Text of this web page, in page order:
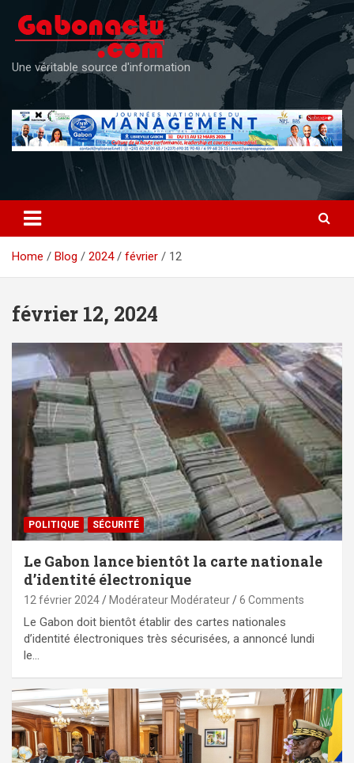
content
Une véritable source d'information
Home Blog 2024 février 12
février 12, 2024
POLITIQUE SÉCURITÉ
Le Gabon lance bientôt la carte nationale
d’identité électronique
12 février 2024 Modérateur Modérateur 6 Comments
Le Gabon doit bientôt établir des cartes nationales
d’identité électroniques très sécurisées, a annoncé lundi
le…